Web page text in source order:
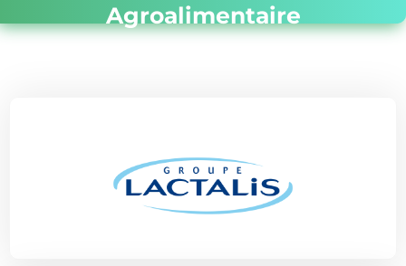
Agroalimentaire